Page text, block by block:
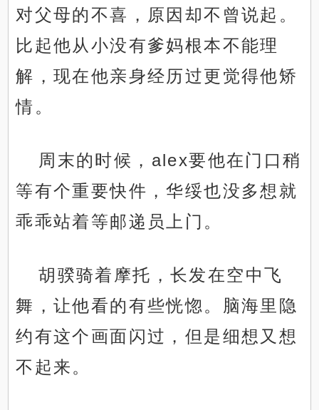
对父母的不喜，原因却不曾说起。
比起他从小没有爹妈根本不能理
解，现在他亲身经历过更觉得他矫
情。
周末的时候，alex要他在门口稍
等有个重要快件，华绥也没多想就
乖乖站着等邮递员上门。
胡骙骑着摩托，长发在空中飞
舞，让他看的有些恍惚。脑海里隐
约有这个画面闪过，但是细想又想
不起来。